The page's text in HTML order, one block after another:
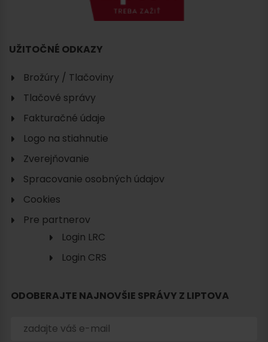
UŽITOČNÉ ODKAZY
Brožúry / Tlačoviny
Tlačové správy
Fakturačné údaje
Logo na stiahnutie
Zverejňovanie
Spracovanie osobných údajov
Cookies
Pre partnerov
Login LRC
Login CRS
ODOBERAJTE NAJNOVŠIE SPRÁVY Z LIPTOVA